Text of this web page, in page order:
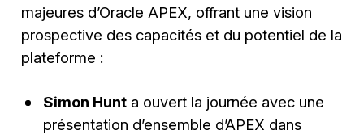
majeures d’Oracle APEX, offrant une vision
prospective des capacités et du potentiel de la
plateforme :
Simon Hunta ouvert la journée avec une
présentation d’ensemble d’APEX dans